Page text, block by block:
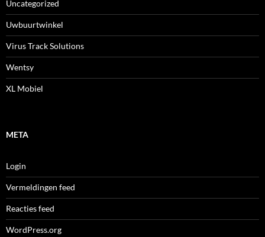
Uncategorized
Uwbuurtwinkel
Virus Track Solutions
Wentsy
XL Mobiel
META
Login
Vermeldingen feed
Reacties feed
WordPress.org